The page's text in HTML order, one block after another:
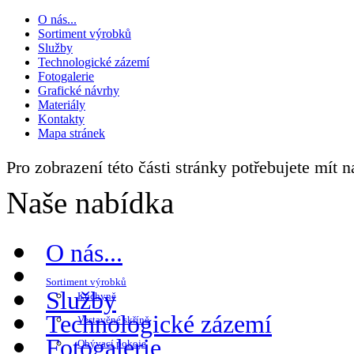
O nás...
Sortiment výrobků
Služby
Technologické zázemí
Fotogalerie
Grafické návrhy
Materiály
Kontakty
Mapa stránek
Pro zobrazení této části stránky potřebujete mít
Naše nabídka
O nás...
Sortiment výrobků
Kuchyně
Vestavěné skříně
Obývací pokoje
Služby
Technologické zázemí
Fotogalerie